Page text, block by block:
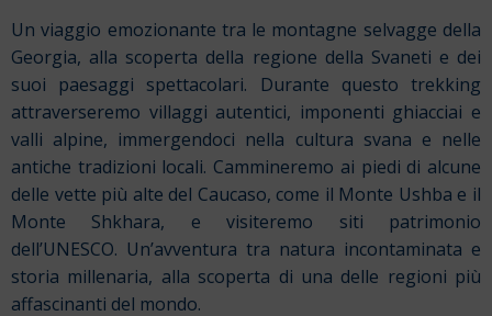
Un viaggio emozionante tra le montagne selvagge della
Georgia, alla scoperta della regione della Svaneti e dei
suoi paesaggi spettacolari. Durante questo trekking
attraverseremo villaggi autentici, imponenti ghiacciai e
valli alpine, immergendoci nella cultura svana e nelle
antiche tradizioni locali. Cammineremo ai piedi di alcune
delle vette più alte del Caucaso, come il Monte Ushba e il
Monte Shkhara, e visiteremo siti patrimonio
dell’UNESCO. Un’avventura tra natura incontaminata e
storia millenaria, alla scoperta di una delle regioni più
affascinanti del mondo.